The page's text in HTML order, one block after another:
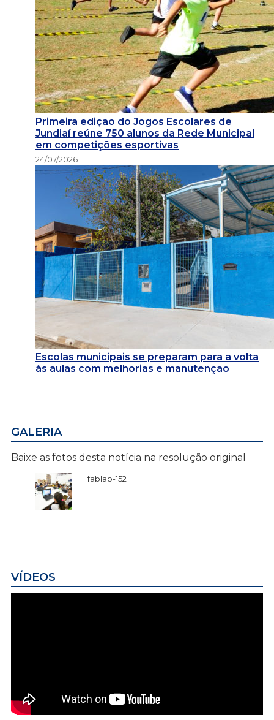
Primeira edição do Jogos Escolares de
Jundiaí reúne 750 alunos da Rede Municipal
em competições esportivas
24/07/2026
Escolas municipais se preparam para a volta
às aulas com melhorias e manutenção
GALERIA
Baixe as fotos desta notícia na resolução original
fablab-152
VÍDEOS